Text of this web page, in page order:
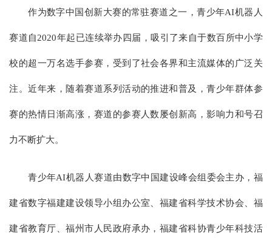
作为数字中国创新大赛的常驻赛道之一，青少年AI机器人
赛道自2020年起已连续举办四届，吸引了来自于数百所中小学
校的超一万名选手参赛，受到了社会各界和主流媒体的广泛关
注。近年来，随着赛道系列活动的推进和普及，青少年群体参
赛的热情日渐高涨，赛道的参赛人数屡创新高，影响力和号召
力不断扩大。
青少年AI机器人赛道由数字中国建设峰会组委会主办，福
建省数字福建建设领导小组办公室、福建省科学技术协会、福
建省教育厅、福州市人民政府承办，福建省科协青少年科技活